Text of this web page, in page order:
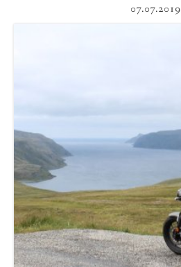
07.07.2019